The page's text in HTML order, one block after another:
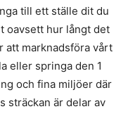
till ett ställe dit du
oavsett hur långt det
att marknadsföra vårt
eller springa den 1
och fina miljöer där
sträckan är delar av